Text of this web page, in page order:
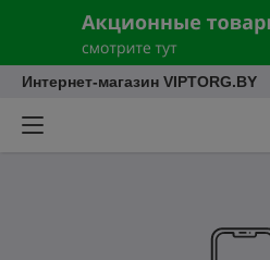
Интернет-магазин VIPTORG.BY